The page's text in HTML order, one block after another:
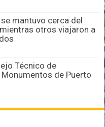
mantuvo cerca del
otros viajaron a
Técnico de
de Puerto